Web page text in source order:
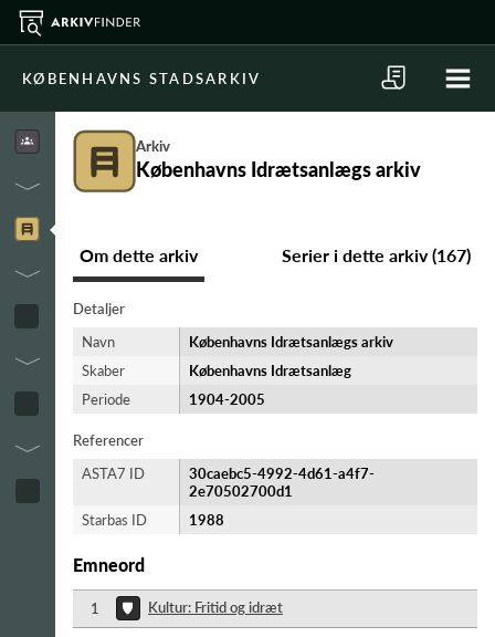
KØBENHAVNS STADSARKIV
Arkiv
Københavns Idrætsanlægs arkiv
Om dette arkiv Serier i dette arkiv (167)
Detaljer
Navn
Københavns Idrætsanlægs arkiv
Skaber
Københavns Idrætsanlæg
Periode
1904-​2005
Referencer
ASTA7 ID
30caebc5-4992-4d61-a4f7-
2e70502700d1
Starbas ID
1988
Emneord
1 Kultur: Fritid og idræt